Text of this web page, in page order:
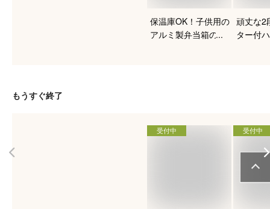
保温庫OK！子供用の
アルミ製弁当箱のお
頑丈な2
ター付
もうすぐ終了
受付中 受付中